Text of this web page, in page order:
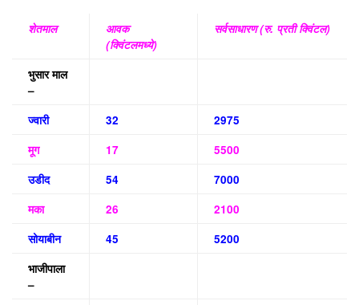
शेतमाल
आवक
(क्विंटलमध्ये)
सर्वसाधारण (रु. प्रती क्विंटल)
भुसार माल
–
ज्वारी
32
2975
मूग
17
5500
उडीद
54
7000
मका
26
2100
सोयाबीन
45
5200
भाजीपाला
–